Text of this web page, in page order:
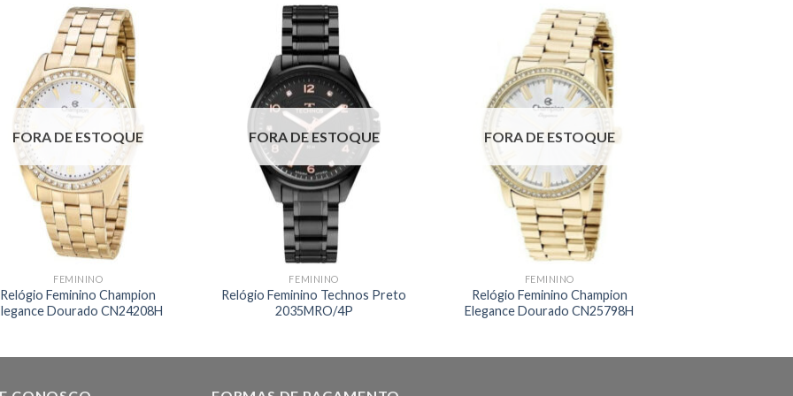
FORA DE ESTOQUE
FEMININO
Relógio Feminino Champion
Dourado CN24208H
FORA DE ESTOQUE
FEMININO
Relógio Feminino Technos Preto
2035MRO/4P
FORA DE ESTOQUE
FEMININO
Relógio Feminino Champion
Elegance Dourado CN25798H